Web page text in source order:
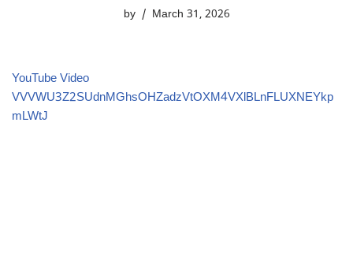
by March 31, 2026
YouTube Video
VVVWU3Z2SUdnMGhsOHZadzVtOXM4VXlBLnFLUXNEYkp
mLWtJ